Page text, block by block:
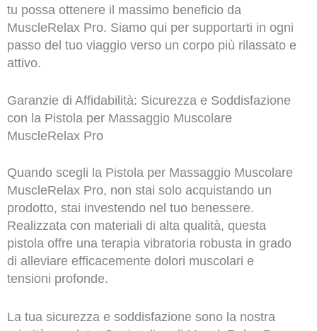
tu possa ottenere il massimo beneficio da
MuscleRelax Pro. Siamo qui per supportarti in ogni
passo del tuo viaggio verso un corpo più rilassato e
attivo.
Garanzie di Affidabilità: Sicurezza e Soddisfazione
con la Pistola per Massaggio Muscolare
MuscleRelax Pro
Quando scegli la Pistola per Massaggio Muscolare
MuscleRelax Pro, non stai solo acquistando un
prodotto, stai investendo nel tuo benessere.
Realizzata con materiali di alta qualità, questa
pistola offre una terapia vibratoria robusta in grado
di alleviare efficacemente dolori muscolari e
tensioni profonde.
La tua sicurezza e soddisfazione sono la nostra